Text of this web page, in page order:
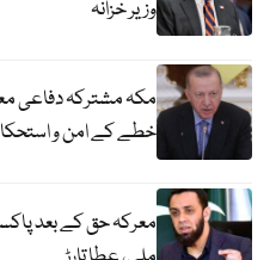
وزیر خزانہ
مکہ مشترکہ دفاعی
خطے کے امن و
معرکہ حق کے بعد